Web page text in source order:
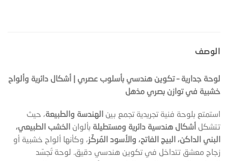
الوصف
لوحة جدارية – تكوين هندسي بأسلوب عصري | أشكال دائرية وألواح
خشبية في توازن بصري مذهل
استمتع بلوحة فنية تجريدية تجمع بين الهندسة والطبيعة، حيث
تتشكل أشكال هندسية دائرية ومستطيلة بألوان الخشب الطبيعي،
البني الداكن، البيج الفاتح، والأسود المُركّز، وكأنها ألواح خشبية أو
زجاج معشق تتداخل في تكوين هندسي دقيق. لوحة تُجسّد